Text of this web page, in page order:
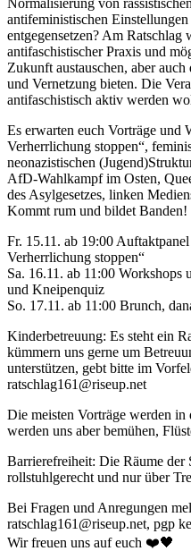
antifeministischen
entgegensetzen? Am
antifaschistischer Praxis und
Zukunft austauschen, aber
und Vernetzung bieten. Die
antifaschistisch aktiv werden
Es erwarten euch Vorträge und
Verherrlichung stoppen“,
neonazistischen
AfD-Wahlkampf im Osten,
des Asylgesetzes, linken
Kommt rum und bildet Banden!
Fr. 15.11. ab 19:00
Verherrlichung stoppen“
Sa. 16.11. ab 11:00
und Kneipenquiz
So. 17.11. ab 11:00 Brunch,
Kinderbetreuung: Es steht ein
kümmern uns gerne um
unterstützen, gebt bitte im
ratschlag161@riseup.net
Die meisten Vorträge werden in
werden uns aber bemühen,
Barrierefreiheit: Die Räume der
rollstuhlgerecht und nur über
Bei Fragen und Anregungen
ratschlag161@riseup.net, pgp
Wir freuen uns auf euch ❤️🖤